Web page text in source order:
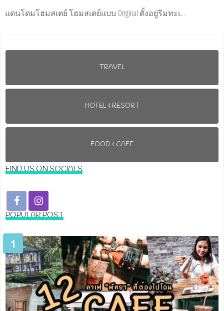
แดนโดมโฮมสเตย์ โฮมสเตย์แบบ Original ตั้งอยู่ริมทะเ...
TRAVEL
HOTEL & RESORT
FOOD & CAFE
FIND US ON SOCIALS
POPULAR POST
1